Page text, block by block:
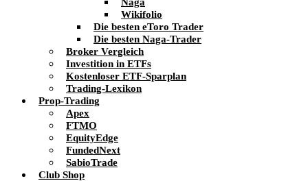
Wikifolio
Die besten eToro Trader
Die besten Naga-Trader
Broker Vergleich
Investition in ETFs
Kostenloser ETF-Sparplan
Trading-Lexikon
Prop-Trading
Apex
FTMO
EquityEdge
FundedNext
SabioTrade
Club Shop